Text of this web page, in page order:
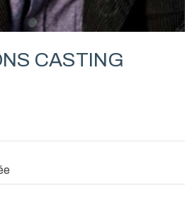
CASTING